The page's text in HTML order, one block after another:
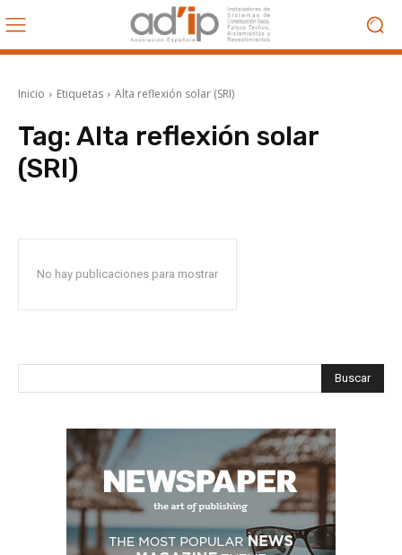
Inicio Etiquetas Alta reflexión solar (SRI)
Tag: Alta reflexión solar
(SRI)
No hay publicaciones para mostrar
Buscar